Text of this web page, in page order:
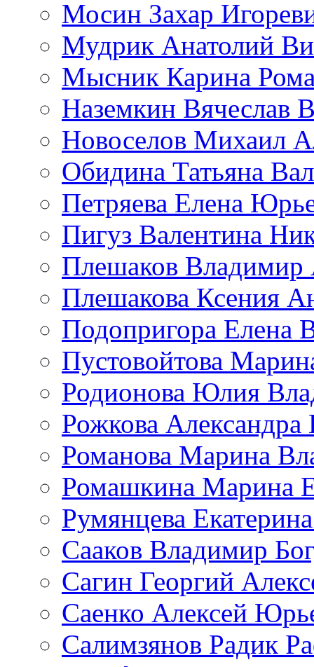
Мосин Захар
Мудрик Анатолий
Мысник Карина
Наземкин Вячеслав
Новоселов Михаил
Обидина Татьяна
Петряева Елена
Пигуз Валентина
Плешаков Владимир
Плешакова Ксения
Подопригора Елена
Пустовойтова
Родионова Юлия
Рожкова Александра
Романова Марина
Ромашкина Марина
Румянцева
Сааков Владимир
Сагин Георгий
Саенко Алексей
Салимзянов Радик